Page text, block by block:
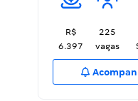
R$
6.397
225
vagas